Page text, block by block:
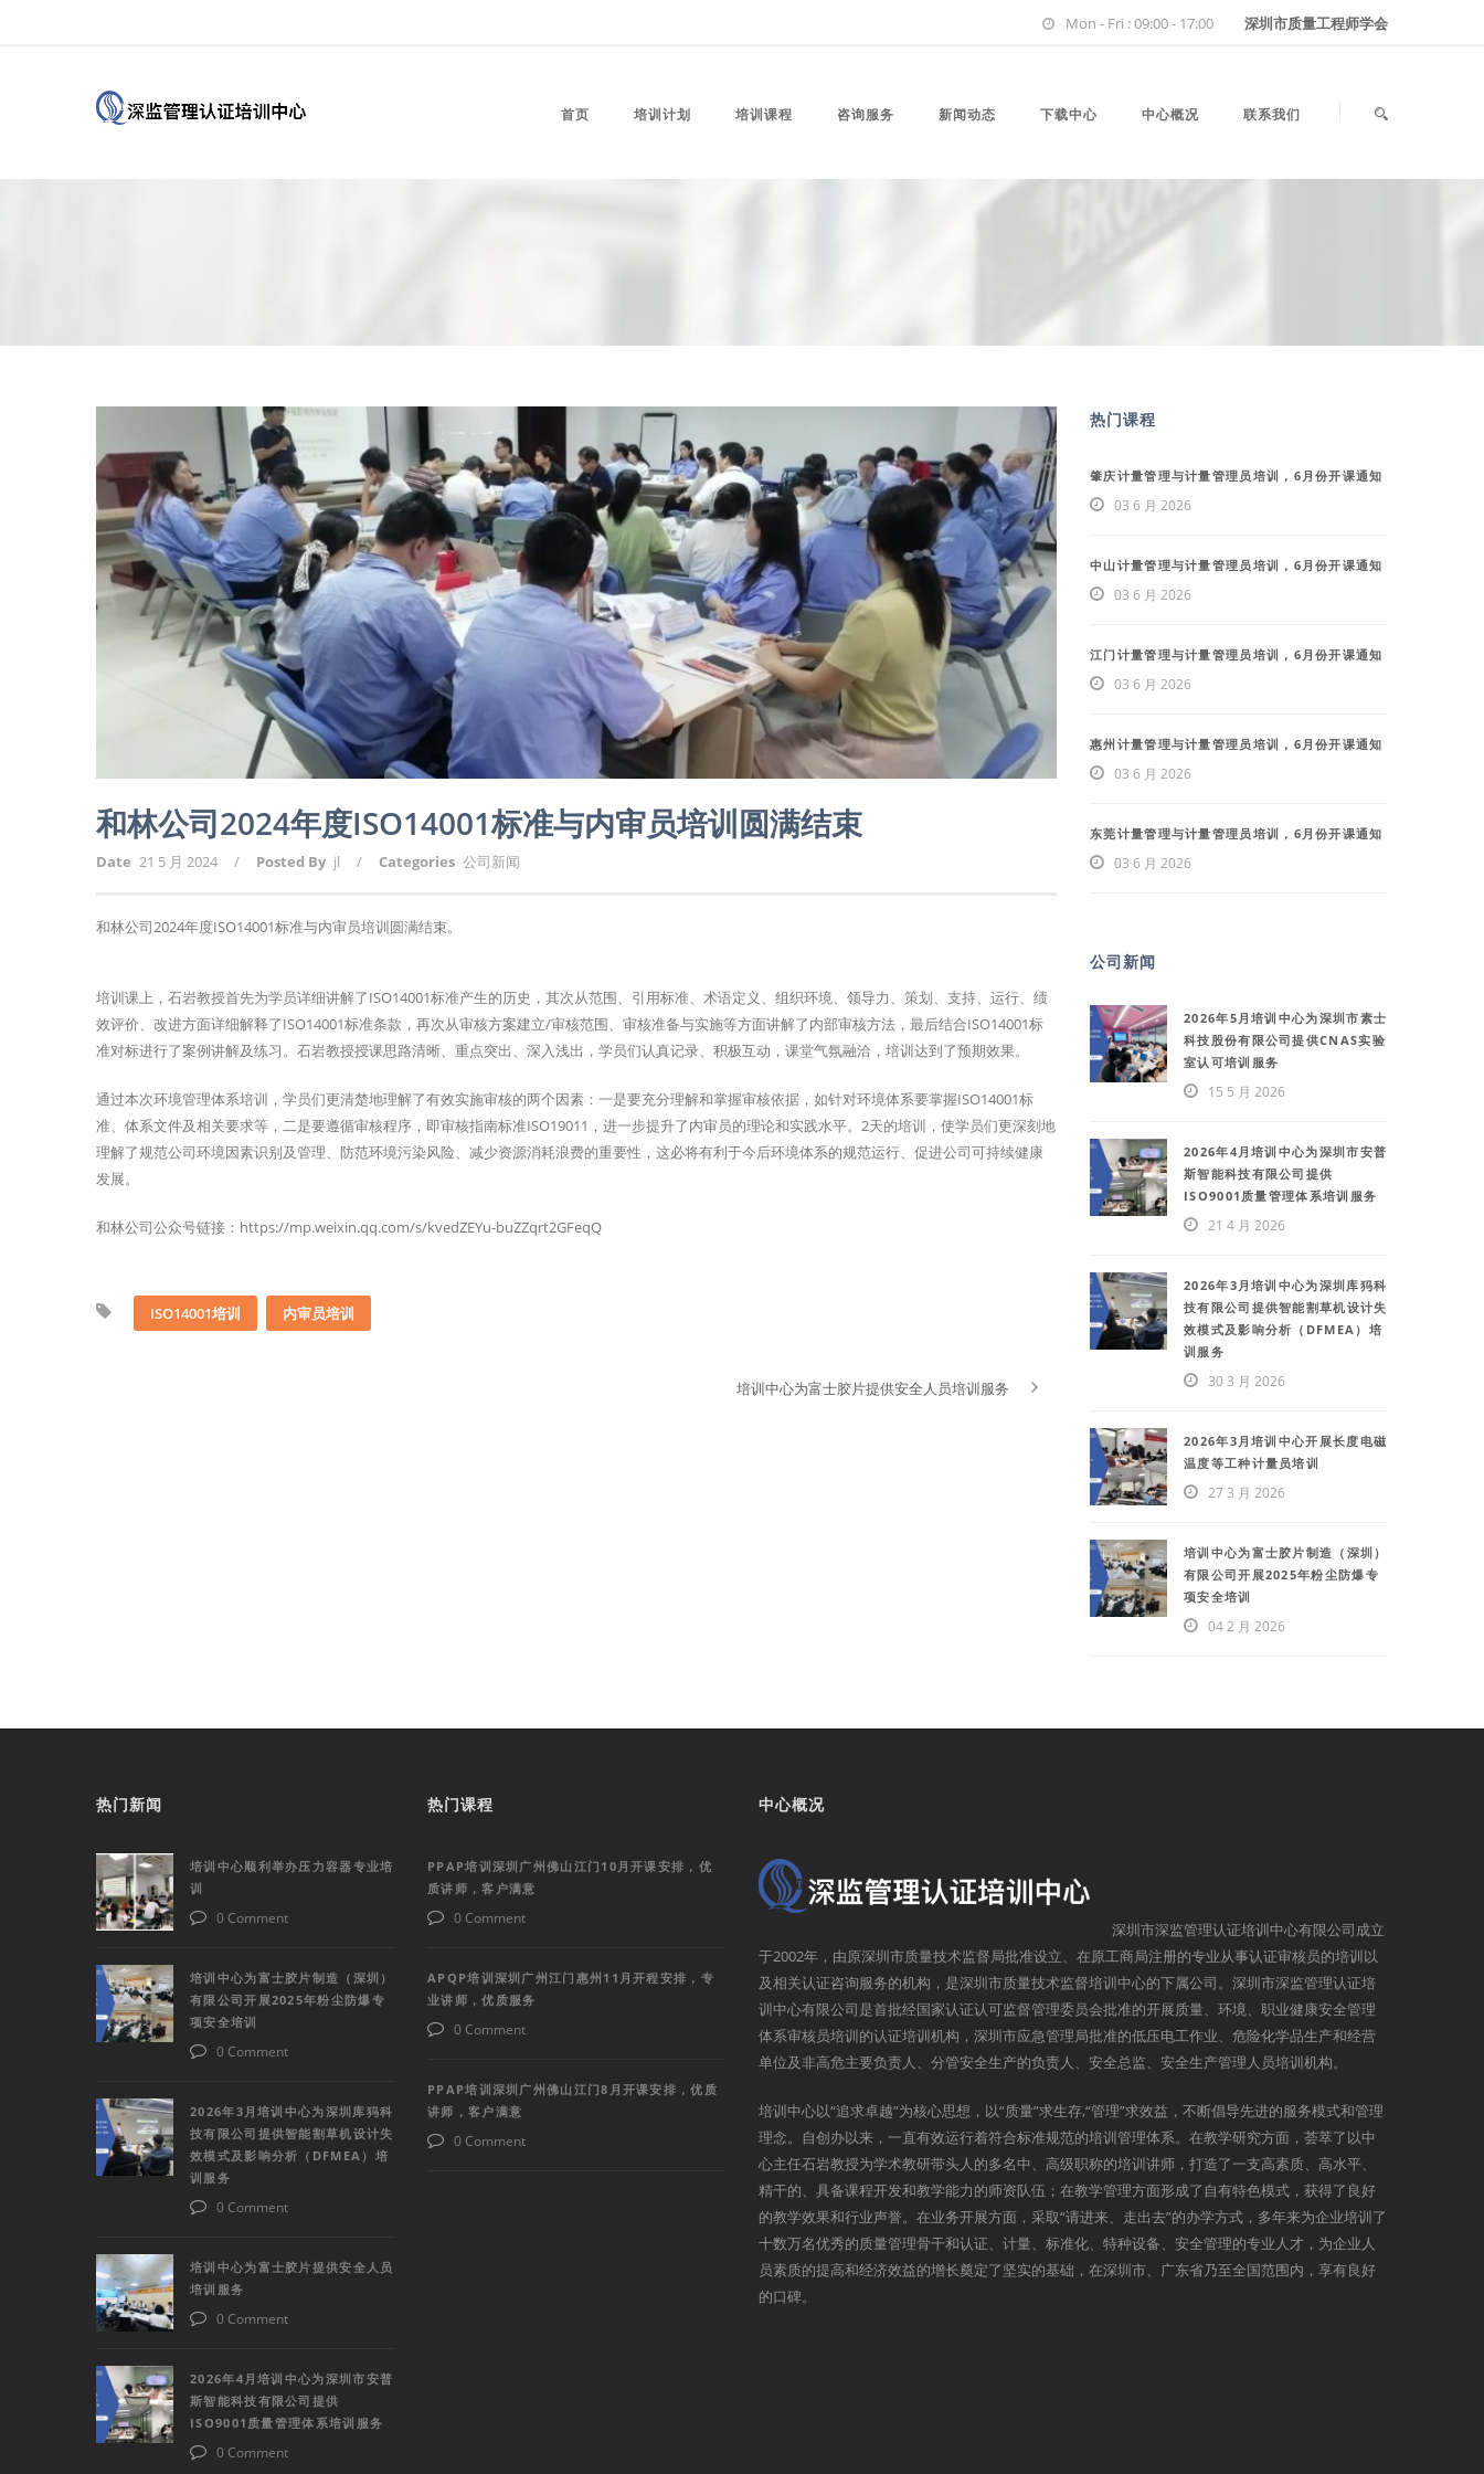
Mon - Fri : 09:00 - 17:00 深圳市质量工程师学会
首页 培训计划 培训课程 咨询服务 新闻动态 下载中心 中心概况 联系我们
和林公司2024年度ISO14001标准与内审员培训圆满结束
Date 21 5 月 2024 / Posted By jl / Categories 公司新闻
和林公司2024年度ISO14001标准与内审员培训圆满结束。
培训课上，石岩教授首先为学员详细讲解了ISO14001标准产生的历史，其次从范围、引用标准、术语定义、组织环境、领导力、策划、支持、运行、绩
效评价、改进方面详细解释了ISO14001标准条款，再次从审核方案建立/审核范围、审核准备与实施等方面讲解了内部审核方法，最后结合ISO14001标
准对标进行了案例讲解及练习。石岩教授授课思路清晰、重点突出、深入浅出，学员们认真记录、积极互动，课堂气氛融洽，培训达到了预期效果。
通过本次环境管理体系培训，学员们更清楚地理解了有效实施审核的两个因素：一是要充分理解和掌握审核依据，如针对环境体系要掌握ISO14001标
准、体系文件及相关要求等，二是要遵循审核程序，即审核指南标准ISO19011，进一步提升了内审员的理论和实践水平。2天的培训，使学员们更深刻地
理解了规范公司环境因素识别及管理、防范环境污染风险、减少资源消耗浪费的重要性，这必将有利于今后环境体系的规范运行、促进公司可持续健康
发展。
和林公司公众号链接：https://mp.weixin.qq.com/s/kvedZEYu-buZZqrt2GFeqQ
ISO14001培训 内审员培训
培训中心为富士胶片提供安全人员培训服务
热门课程
肇庆计量管理与计量管理员培训，6月份开课通知
03 6 月 2026
中山计量管理与计量管理员培训，6月份开课通知
03 6 月 2026
江门计量管理与计量管理员培训，6月份开课通知
03 6 月 2026
惠州计量管理与计量管理员培训，6月份开课通知
03 6 月 2026
东莞计量管理与计量管理员培训，6月份开课通知
03 6 月 2026
公司新闻
2026年5月培训中心为深圳市素士
科技股份有限公司提供CNAS实验
室认可培训服务
15 5 月 2026
2026年4月培训中心为深圳市安普
斯智能科技有限公司提供
ISO9001质量管理体系培训服务
21 4 月 2026
2026年3月培训中心为深圳库犸科
技有限公司提供智能割草机设计失
效模式及影响分析（DFMEA）培
训服务
30 3 月 2026
2026年3月培训中心开展长度电磁
温度等工种计量员培训
27 3 月 2026
培训中心为富士胶片制造（深圳）
有限公司开展2025年粉尘防爆专
项安全培训
04 2 月 2026
热门新闻
培训中心顺利举办压力容器专业培
训
0 Comment
培训中心为富士胶片制造（深圳）
有限公司开展2025年粉尘防爆专
项安全培训
0 Comment
2026年3月培训中心为深圳库犸科
技有限公司提供智能割草机设计失
效模式及影响分析（DFMEA）培
训服务
0 Comment
培训中心为富士胶片提供安全人员
培训服务
0 Comment
2026年4月培训中心为深圳市安普
斯智能科技有限公司提供
ISO9001质量管理体系培训服务
0 Comment
热门课程
PPAP培训深圳广州佛山江门10月开课安排，优
质讲师，客户满意
0 Comment
APQP培训深圳广州江门惠州11月开程安排，专
业讲师，优质服务
0 Comment
PPAP培训深圳广州佛山江门8月开课安排，优质
讲师，客户满意
0 Comment
中心概况
深圳市深监管理认证培训中心有限公司成立
于2002年，由原深圳市质量技术监督局批准设立、在原工商局注册的专业从事认证审核员的培训以
及相关认证咨询服务的机构，是深圳市质量技术监督培训中心的下属公司。深圳市深监管理认证培
训中心有限公司是首批经国家认证认可监督管理委员会批准的开展质量、环境、职业健康安全管理
体系审核员培训的认证培训机构，深圳市应急管理局批准的低压电工作业、危险化学品生产和经营
单位及非高危主要负责人、分管安全生产的负责人、安全总监、安全生产管理人员培训机构。
培训中心以“追求卓越”为核心思想，以“质量”求生存,“管理”求效益，不断倡导先进的服务模式和管理
理念。自创办以来，一直有效运行着符合标准规范的培训管理体系。在教学研究方面，荟萃了以中
心主任石岩教授为学术教研带头人的多名中、高级职称的培训讲师，打造了一支高素质、高水平、
精干的、具备课程开发和教学能力的师资队伍；在教学管理方面形成了自有特色模式，获得了良好
的教学效果和行业声誉。在业务开展方面，采取“请进来、走出去”的办学方式，多年来为企业培训了
十数万名优秀的质量管理骨干和认证、计量、标准化、特种设备、安全管理的专业人才，为企业人
员素质的提高和经济效益的增长奠定了坚实的基础，在深圳市、广东省乃至全国范围内，享有良好
的口碑。